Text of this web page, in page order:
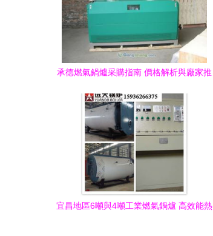
承德燃氣鍋爐采購指南 價格解析與廠家推
宜昌地區6噸與4噸工業燃氣鍋爐 高效能熱